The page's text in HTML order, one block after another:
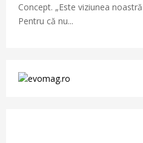
Concept. „Este viziunea
Pentru că nu...